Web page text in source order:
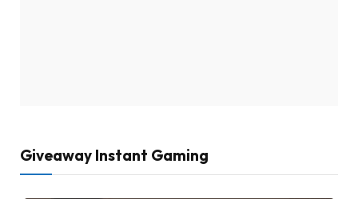
Giveaway Instant Gaming